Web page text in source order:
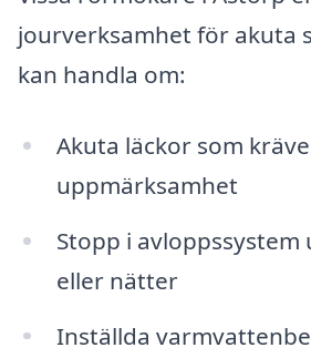
jourverksamhet för akuta
kan handla om:
Akuta läckor som
uppmärksamhet
Stopp i
eller nätter
Inställda